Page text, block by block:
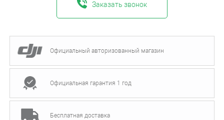
Заказать звонок
Официальный авторизованный магазин
Официальная гарантия 1 год
Бесплатная доставка